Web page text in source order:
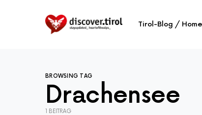
Tirol-Blog / Home
BROWSING TAG
Drachensee
1 BEITRAG